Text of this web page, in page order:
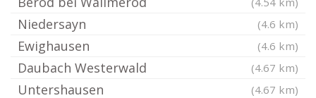
Niedersayn (4.6 km)
Ewighausen (4.6 km)
Daubach Westerwald (4.67 km)
Untershausen (4.67 km)